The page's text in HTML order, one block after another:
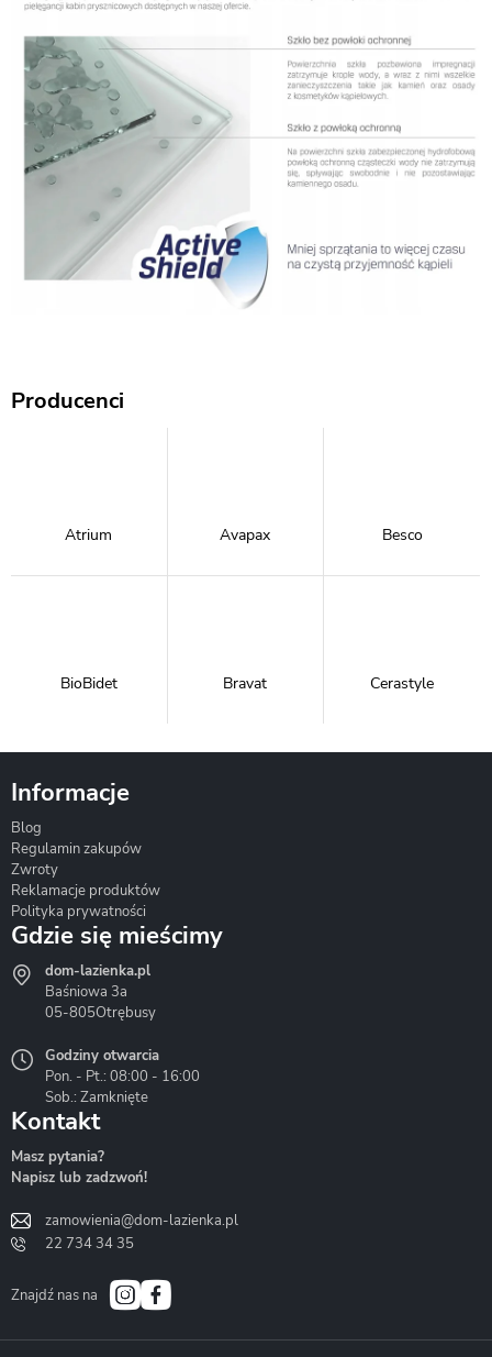
Producenci
Atrium Avapax Besco
BioBidet Bravat Cerastyle
Hydrostop
Liveno
Bath&Spa
Informacje
Blog
Regulamin zakupów
Zwroty
Reklamacje produktów
Polityka prywatności
Gdzie się mieścimy
dom-lazienka.pl
Baśniowa 3a
05-805Otrębusy
Godziny otwarcia
Pon. - Pt.: 08:00 - 16:00
Sob.: Zamknięte
Kontakt
Masz pytania?
Napisz lub zadzwoń!
zamowienia@dom-lazienka.pl
22 734 34 35
Znajdź nas na